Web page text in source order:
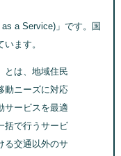
a Service)」です。国
ます。
とは、地域住民
動ニーズに対応
サービスを最適
括で行うサービ
る交通以外のサ